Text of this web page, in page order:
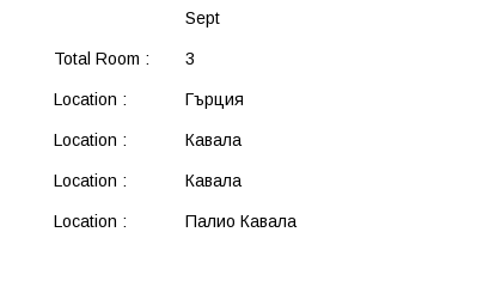
Sept
Total Room : 3
Location : Гърция
Location : Кавала
Location : Кавала
Location : Палио Кавала